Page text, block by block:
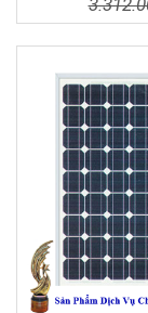
Trụ sở chính:
Chi Nhánh
Chi Nhánh Đồng
Chi Nhánh BR-
Chi Nhánh Hà